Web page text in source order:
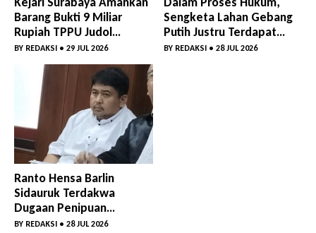
Barang Bukti 9 Miliar
Rupiah TPPU Judol
188BET
BY REDAKSI • 29 JUL 2026
Sengketa Lahan Gebang
Putih Justru Terdapat
Aktivitas Pembangunan
BY REDAKSI• 28 JUL 2026
Ranto Hensa Barlin
Sidauruk Terdakwa
Dugaan Penipuan
Investasi Akui Gunakan
BY REDAKSI • 28 JUL 2026